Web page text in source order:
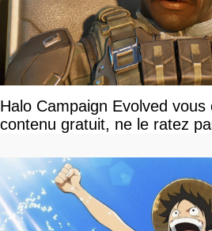
Halo Campaign Evolved
contenu gratuit, ne le ratez